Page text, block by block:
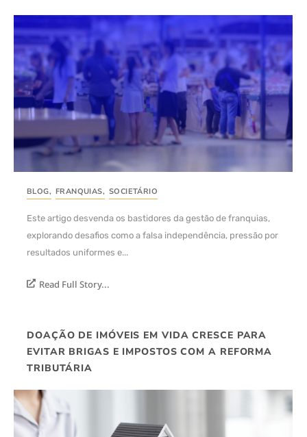
BLOG, FRANQUIAS, SOCIETÁRIO
Este artigo desvenda os bastidores da gestão de franquias,
explorando desafios como a falsa independência, pressão por
resultados uniformes e...
Read Full Story...
DOAÇÃO DE IMÓVEIS EM VIDA CRESCE PARA
EVITAR BRIGAS E IMPOSTOS COM A REFORMA
TRIBUTÁRIA